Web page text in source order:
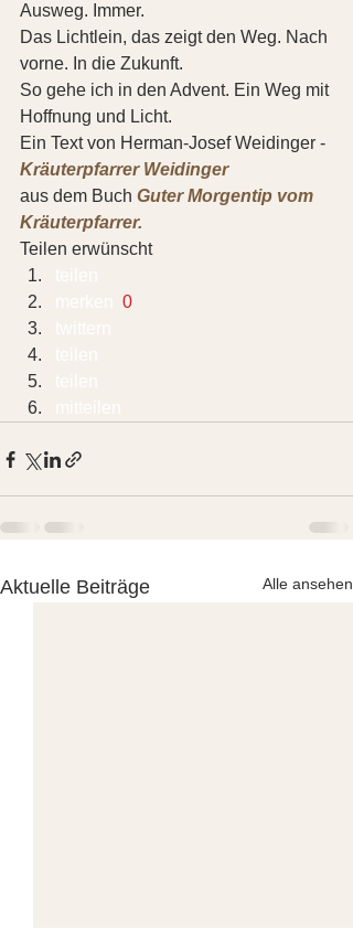
Ausweg. Immer.
Das Lichtlein, das zeigt den Weg. Nach
vorne. In die Zukunft.
So gehe ich in den Advent. Ein Weg mit
Hoffnung und Licht.
Ein Text von Herman-Josef Weidinger -
Kräuterpfarrer Weidinger
aus dem Buch Guter Morgentip vom
Kräuterpfarrer.
Teilen erwünscht
0
Aktuelle Beiträge Alle ansehen